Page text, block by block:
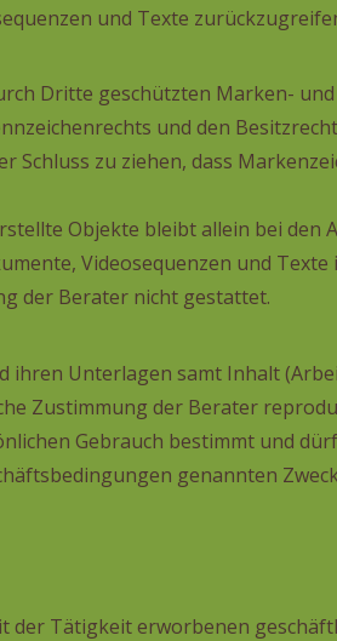
und Texte
Dritte geschützten Marken-
und den
zu ziehen, dass
Objekte bleibt allein bei den
Videosequenzen und
der Berater nicht gestattet.
Unterlagen samt Inhalt
Zustimmung der Berater
Gebrauch bestimmt und
genannten
der Tätigkeit erworbenen